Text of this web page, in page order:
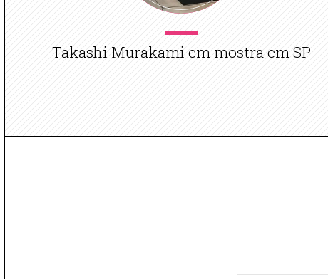
Takashi Murakami em mostra em SP